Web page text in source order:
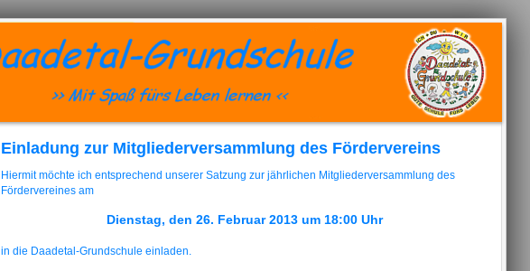
Einladung zur Mitgliederversammlung des Fördervereins
Hiermit möchte ich entsprechend unserer Satzung zur jährlichen Mitglieder­versammlung des
Fördervereines am
Dienstag, den 26. Februar 2013 um 18:00 Uhr
in die Daadetal-Grundschule einladen.